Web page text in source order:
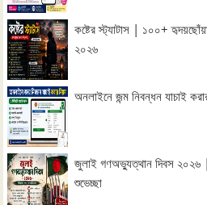
কষ্টের স্ট্যাটাস | ১০০+
২০২৬
অনলাইনে জন্ম নিবন্ধন যাচাই
জুলাই গণঅভ্যুত্থান দিবস ২০২৬ |
শুভেচ্ছা